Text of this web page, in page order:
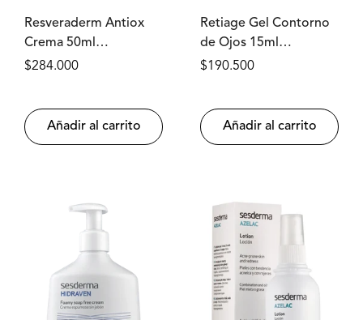
Resveraderm Antiox
Crema 50ml
SESDERMA®
Precio
$284.000
Añadir al carrito
Retiage Gel Contorno
de Ojos 15ml
SESDERMA®
Precio
$190.500
Añadir al carrito